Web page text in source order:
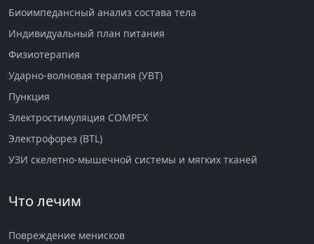
Биоимпедансный анализ состава тела
Индивидуальный план питания
Физиотерапия
Ударно-волновая терапия (УВТ)
Пункция
Электростимуляция COMPEX
Электрофорез (BTL)
УЗИ скелетно-мышечной системы и мягких тканей
Что лечим
Повреждение менисков